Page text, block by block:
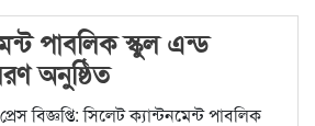
পাবলিক স্কুল এন্ড
অনুষ্ঠিত
প্রেস বিজ্ঞপ্তি: সিলেট ক্যান্টনমেন্ট পাবলিক